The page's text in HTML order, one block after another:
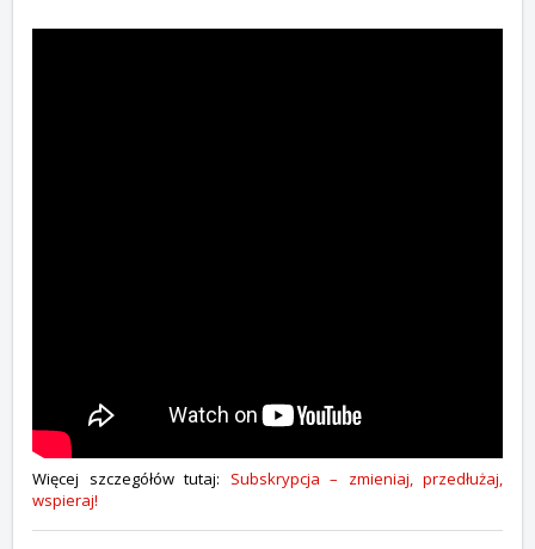
Więcej szczegółów tutaj: Subskrypcja – zmieniaj, przedłużaj,
wspieraj!